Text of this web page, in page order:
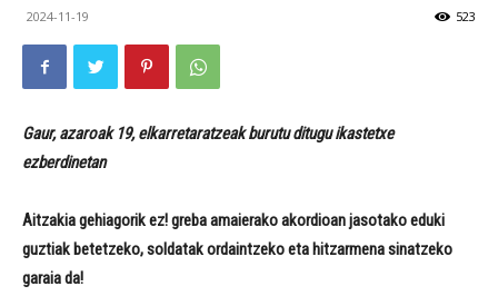
2024-11-19 523
Gaur, azaroak 19, elkarretaratzeak burutu ditugu ikastetxe
ezberdinetan
Aitzakia gehiagorik ez! greba amaierako akordioan jasotako eduki
guztiak betetzeko, soldatak ordaintzeko eta hitzarmena sinatzeko
garaia da!